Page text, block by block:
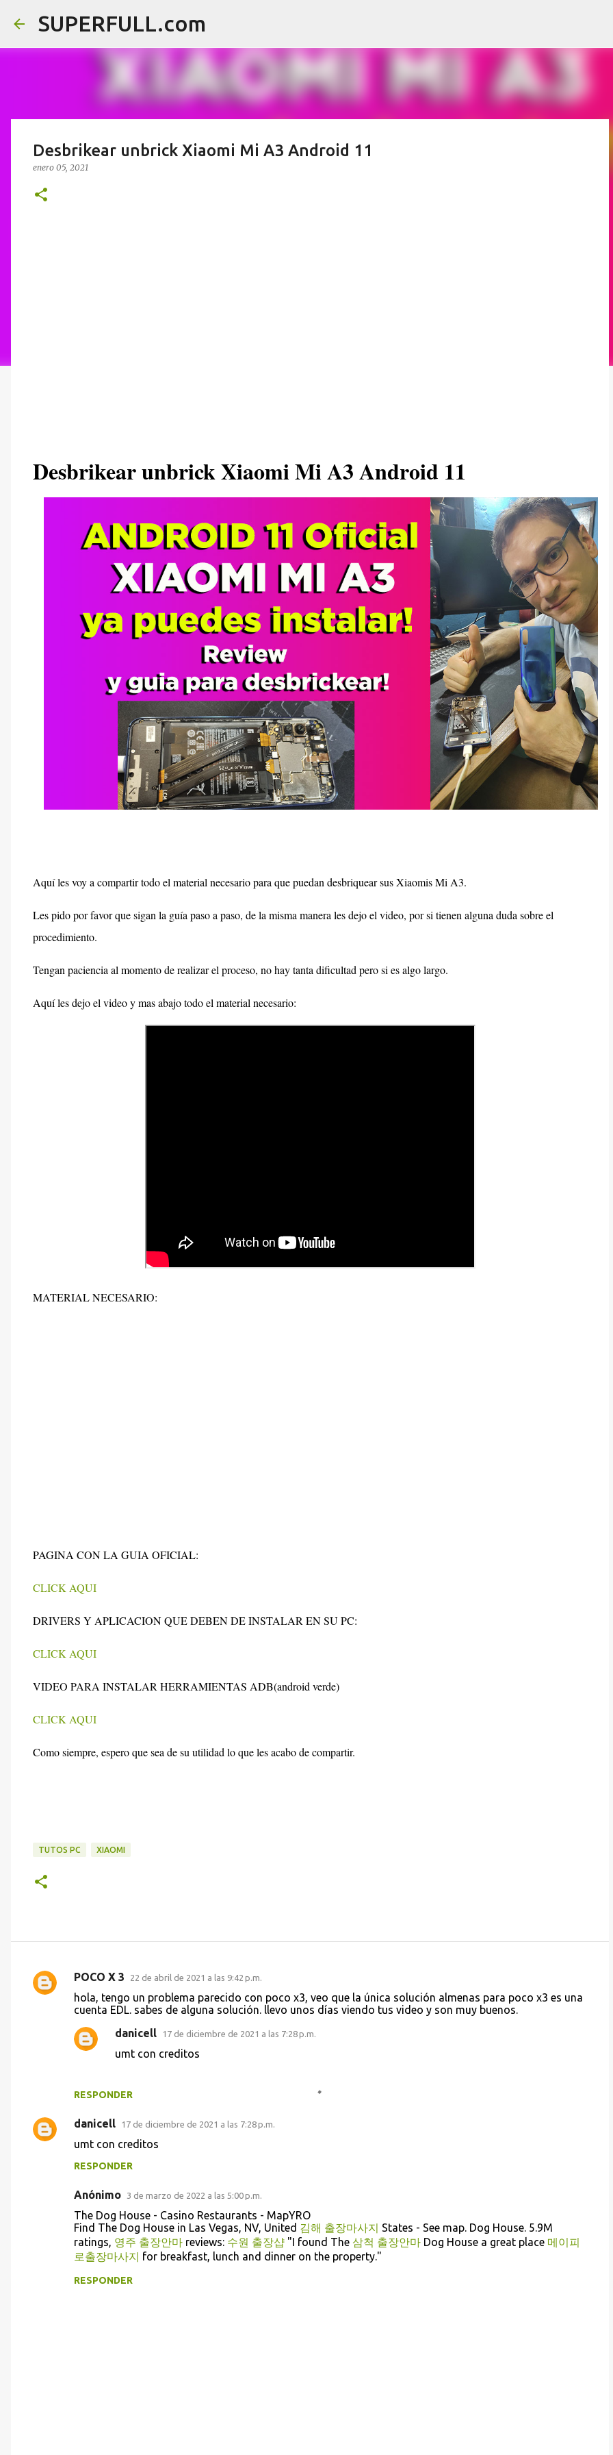
SUPERFULL.com
Desbrikear unbrick Xiaomi Mi A3 Android 11
enero 05, 2021
Desbrikear unbrick Xiaomi Mi A3 Android 11
Aquí les voy a compartir todo el material necesario para que puedan desbriquear sus Xiaomis Mi A3.
Les pido por favor que sigan la guía paso a paso, de la misma manera les dejo el video, por si tienen alguna duda sobre el
procedimiento.
Tengan paciencia al momento de realizar el proceso, no hay tanta dificultad pero si es algo largo.
Aquí les dejo el video y mas abajo todo el material necesario:
MATERIAL NECESARIO:
PAGINA CON LA GUIA OFICIAL:
CLICK AQUI
DRIVERS Y APLICACION QUE DEBEN DE INSTALAR EN SU PC:
CLICK AQUI
VIDEO PARA INSTALAR HERRAMIENTAS ADB(android verde)
CLICK AQUI
Como siempre, espero que sea de su utilidad lo que les acabo de compartir.
TUTOS PC XIAOMI
C
r
i
POCO X 3 22 de abril de 2021 a las 9:42 p.m.
hola, tengo un problema parecido con poco x3, veo que la única solución almenas para poco x3 es una
cuenta EDL. sabes de alguna solución. llevo unos días viendo tus video y son muy buenos.
RESPONDER
danicell 17 de diciembre de 2021 a las 7:28 p.m.
umt con creditos
danicell 17 de diciembre de 2021 a las 7:28 p.m.
umt con creditos
RESPONDER
Anónimo 3 de marzo de 2022 a las 5:00 p.m.
The Dog House - Casino Restaurants - MapYRO
Find The Dog House in Las Vegas, NV, United 김해 출장마사지 States - See map. Dog House. 5.9M
ratings, 영주 출장안마 reviews: 수원 출장샵 "I found The 삼척 출장안마 Dog House a great place 메이피
로출장마사지 for breakfast, lunch and dinner on the property."
RESPONDER